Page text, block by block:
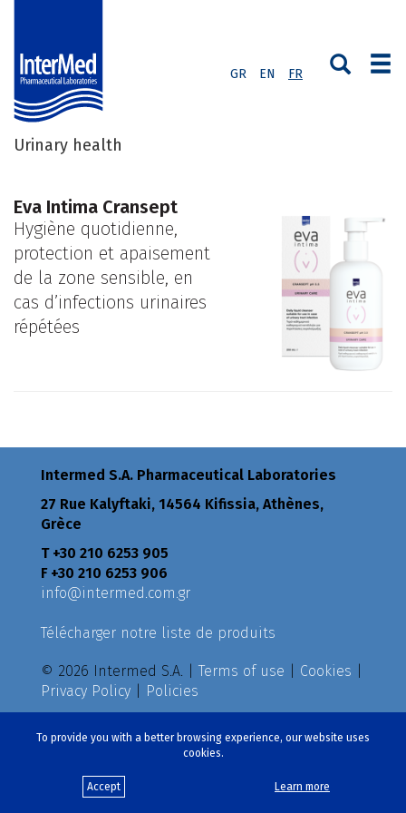
GR EN FR
To provide you with a better browsing experience, our website uses
cookies.
Accept Learn more
Urinary health
Eva Intima Cransept
Hygiène quotidienne,
protection et apaisement
de la zone sensible, en
cas d’infections urinaires
répétées
Intermed S.A. Pharmaceutical Laboratories
27 Rue Kalyftaki, 14564 Kifissia, Athènes,
Grèce
Τ +30 210 6253 905
F +30 210 6253 906
info@intermed.com.gr
Télécharger notre liste de produits
© 2026 Intermed S.A. | Terms of use Cookies
Privacy Policy
Policies
Créé pareproductions